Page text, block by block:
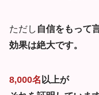
ただし 自信をもって
効果は絶大です。
8,000名 以上が